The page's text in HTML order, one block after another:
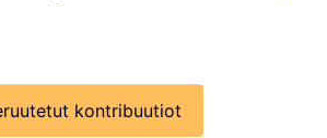
kontribuutiot